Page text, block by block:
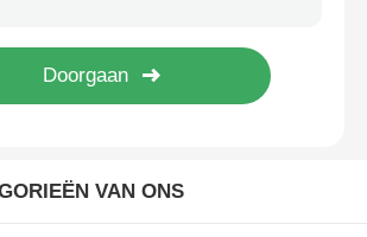
VAN ONS